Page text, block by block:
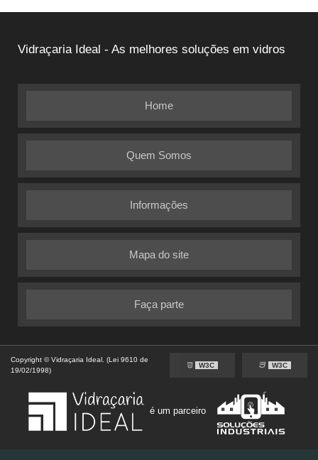
Vidraçaria Ideal - As melhores soluções em vidros
Home
Quem Somos
Informações
Mapa do site
Faça parte
Copyright © Vidraçaria Ideal. (Lei 9610 de
19/02/1998)
W3C W3C
é um parceiro